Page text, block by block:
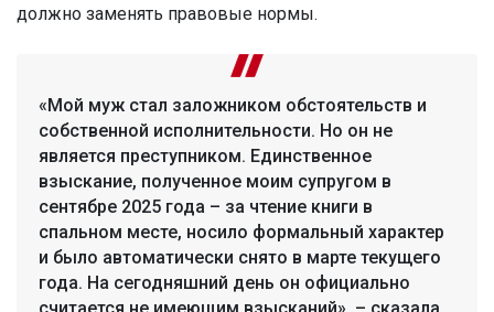
должно заменять правовые нормы.
«Мой муж стал заложником обстоятельств и
собственной исполнительности. Но он не
является преступником. Единственное
взыскание, полученное моим супругом в
сентябре 2025 года – за чтение книги в
спальном месте, носило формальный характер
и было автоматически снято в марте текущего
года. На сегодняшний день он официально
считается не имеющим взысканий», – сказала